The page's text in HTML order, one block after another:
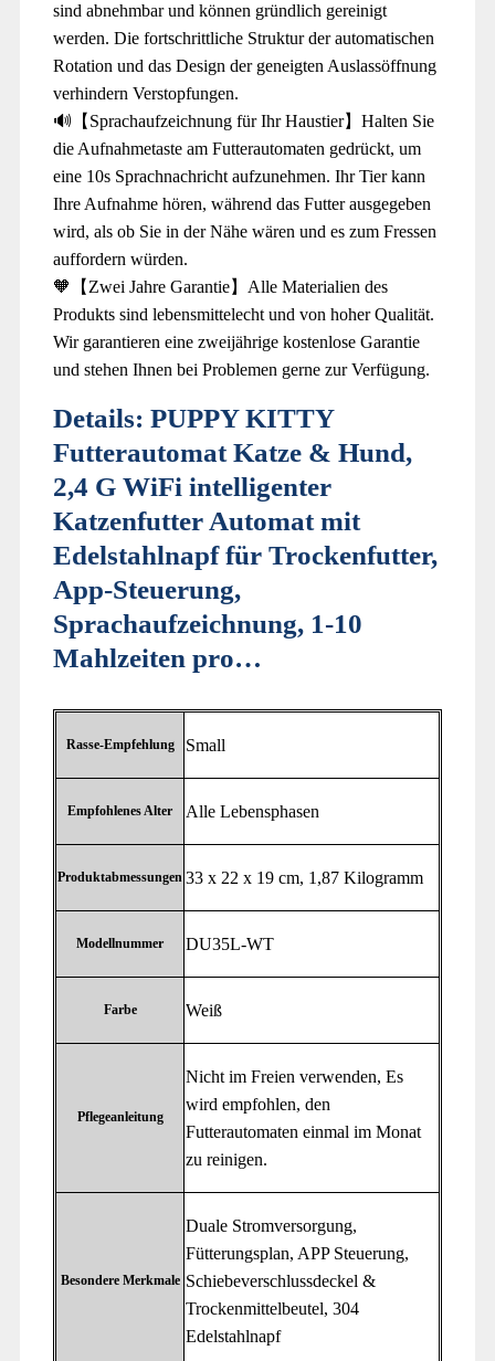
sind abnehmbar und können gründlich gereinigt
werden. Die fortschrittliche Struktur der automatischen
Rotation und das Design der geneigten Auslassöffnung
verhindern Verstopfungen.
🔊【Sprachaufzeichnung für Ihr Haustier】Halten Sie
die Aufnahmetaste am Futterautomaten gedrückt, um
eine 10s Sprachnachricht aufzunehmen. Ihr Tier kann
Ihre Aufnahme hören, während das Futter ausgegeben
wird, als ob Sie in der Nähe wären und es zum Fressen
auffordern würden.
🧡【Zwei Jahre Garantie】Alle Materialien des
Produkts sind lebensmittelecht und von hoher Qualität.
Wir garantieren eine zweijährige kostenlose Garantie
und stehen Ihnen bei Problemen gerne zur Verfügung.
Details: PUPPY KITTY
Futterautomat Katze & Hund,
2,4 G WiFi intelligenter
Katzenfutter Automat mit
Edelstahlnapf für Trockenfutter,
App-Steuerung,
Sprachaufzeichnung, 1-10
Mahlzeiten pro…
Rasse-Empfehlung ‎Small
Empfohlenes Alter ‎Alle Lebensphasen
Produktabmessungen ‎33 x 22 x 19 cm, 1,87 Kilogramm
Modellnummer ‎DU35L-WT
Farbe ‎Weiß
Pflegeanleitung
‎Nicht im Freien verwenden, Es
wird empfohlen, den
Futterautomaten einmal im Monat
zu reinigen.
Besondere Merkmale
‎Duale Stromversorgung,
Fütterungsplan, APP Steuerung,
Schiebeverschlussdeckel &
Trockenmittelbeutel, 304
Edelstahlnapf